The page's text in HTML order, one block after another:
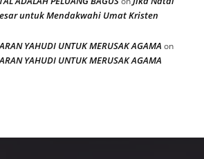
untuk Mendakwahi Umat Kristen
YAHUDI UNTUK MERUSAK AGAMA on
YAHUDI UNTUK MERUSAK AGAMA